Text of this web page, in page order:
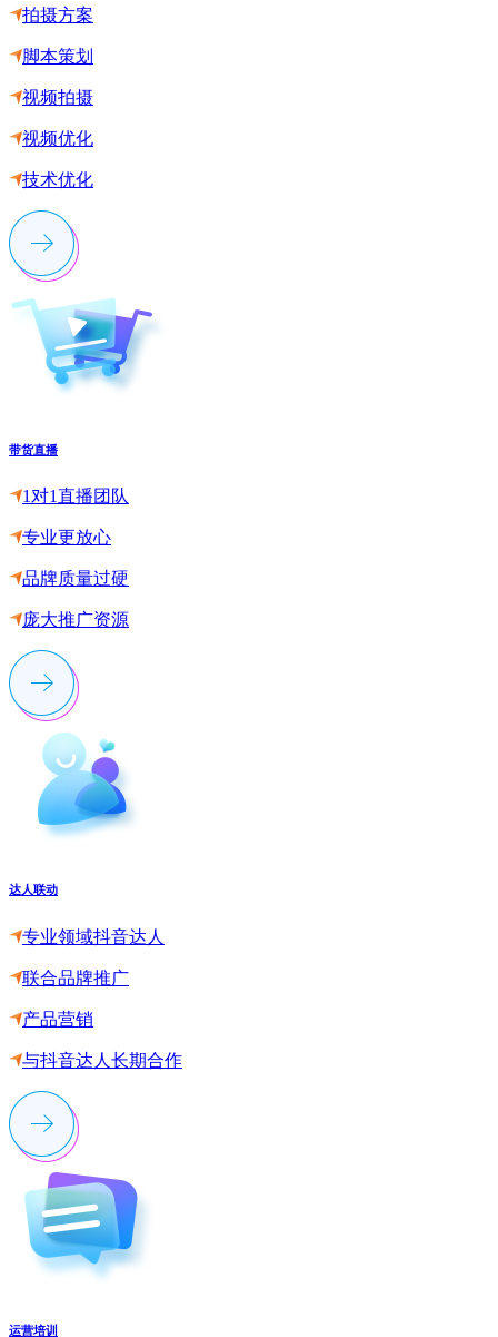
拍摄方案
脚本策划
视频拍摄
视频优化
技术优化
带货直播
1对1直播团队
专业更放心
品牌质量过硬
庞大推广资源
达人联动
专业领域抖音达人
联合品牌推广
产品营销
与抖音达人长期合作
运营培训